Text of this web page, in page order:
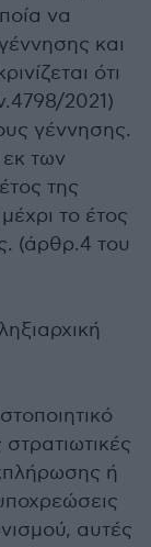
να
και
ότι
2021)
γέννησης.
των
της
το έτος
(άρθρ.4 του
ή
αυτές